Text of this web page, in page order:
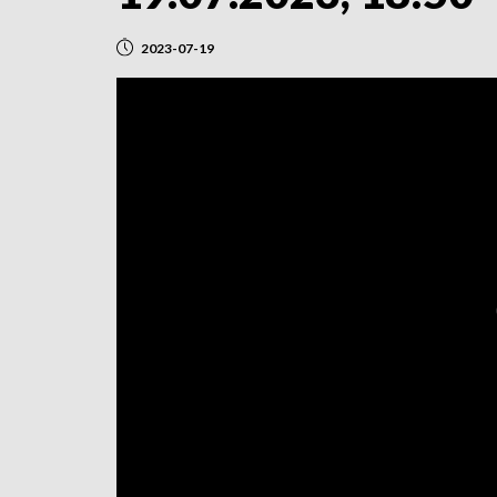
2023-07-19